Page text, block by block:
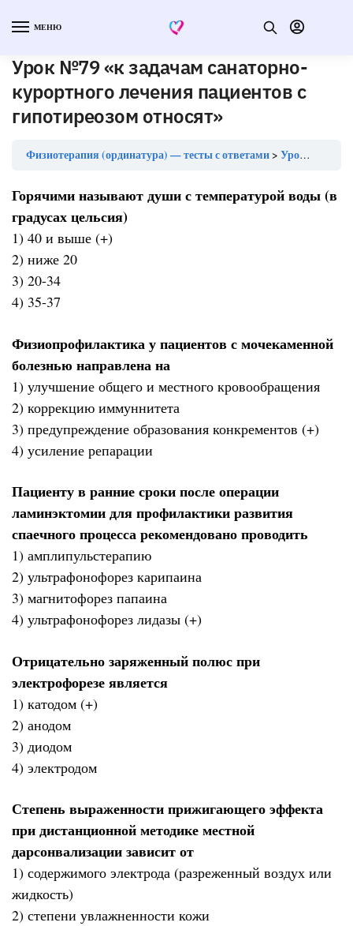
МЕНЮ
Урок №79 «к задачам санаторно-
курортного лечения пациентов с
гипотиреозом относят»
Физиотерапия (ординатура) — тесты с ответами Урок №79 «к задачам санаторно-курортного лечения пациентов с гипотиреозом относят»
Горячими называют души с температурой воды (в
градусах цельсия)
1) 40 и выше (+)
2) ниже 20
3) 20-34
4) 35-37
Физиопрофилактика у пациентов с мочекаменной
болезнью направлена на
1) улучшение общего и местного кровообращения
2) коррекцию иммуннитета
3) предупреждение образования конкрементов (+)
4) усиление репарации
Пациенту в ранние сроки после операции
ламинэктомии для профилактики развития
спаечного процесса рекомендовано проводить
1) амплипульстерапию
2) ультрафонофорез карипаина
3) магнитофорез папаина
4) ультрафонофорез лидазы (+)
Отрицательно заряженный полюс при
электрофорезе является
1) катодом (+)
2) анодом
3) диодом
4) электродом
Степень выраженности прижигающего эффекта
при дистанционной методике местной
дарсонвализации зависит от
1) содержимого электрода (разреженный воздух или
жидкость)
2) степени увлажненности кожи